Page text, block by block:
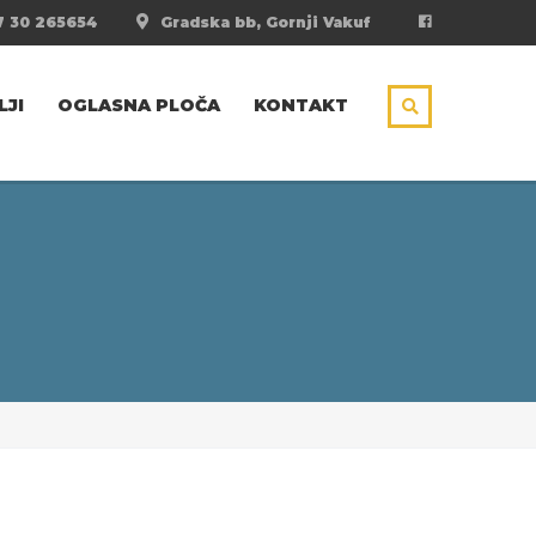
Gradska bb, Gornji Vakuf
30 265654
OGLASNA PLOČA KONTAKT